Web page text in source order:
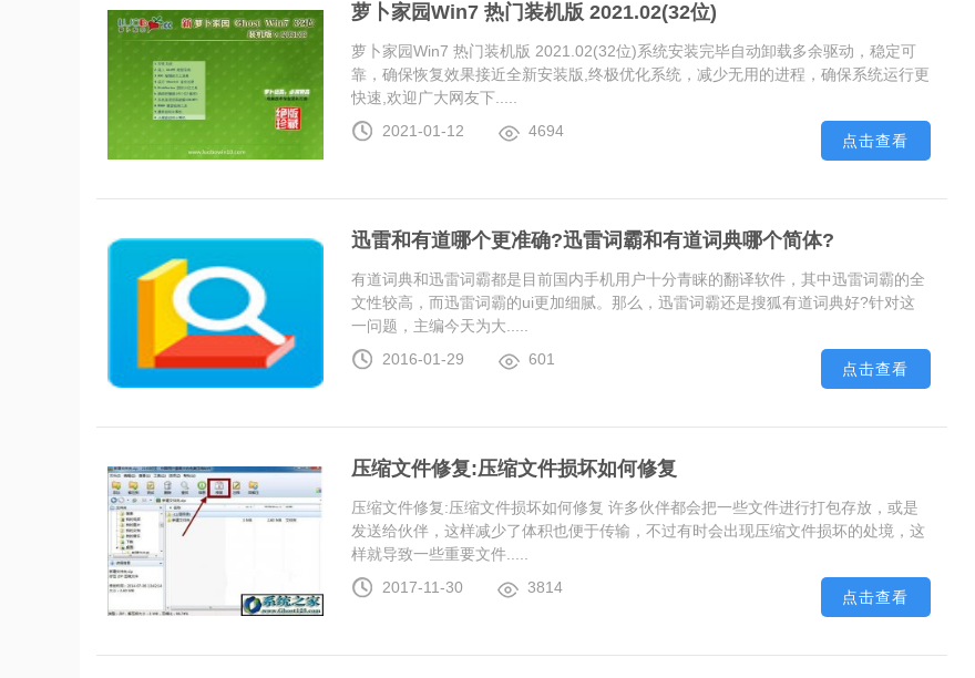
萝卜家园Win7 热门装机版 2021.02(32位)
萝卜家园Win7 热门装机版 2021.02(32位)系统安装完毕自动卸载多余驱动，稳定可
靠，确保恢复效果接近全新安装版,终极优化系统，减少无用的进程，确保系统运行更
快速,欢迎广大网友下.....
2021-01-12
4694
点击查看
迅雷和有道哪个更准确?迅雷词霸和有道词典哪个简体?
有道词典和迅雷词霸都是目前国内手机用户十分青睐的翻译软件，其中迅雷词霸的全
文性较高，而迅雷词霸的ui更加细腻。那么，迅雷词霸还是搜狐有道词典好?针对这
一问题，主编今天为大.....
2016-01-29
601
点击查看
压缩文件修复:压缩文件损坏如何修复
压缩文件修复:压缩文件损坏如何修复 许多伙伴都会把一些文件进行打包存放，或是
发送给伙伴，这样减少了体积也便于传输，不过有时会出现压缩文件损坏的处境，这
样就导致一些重要文件.....
2017-11-30
3814
点击查看